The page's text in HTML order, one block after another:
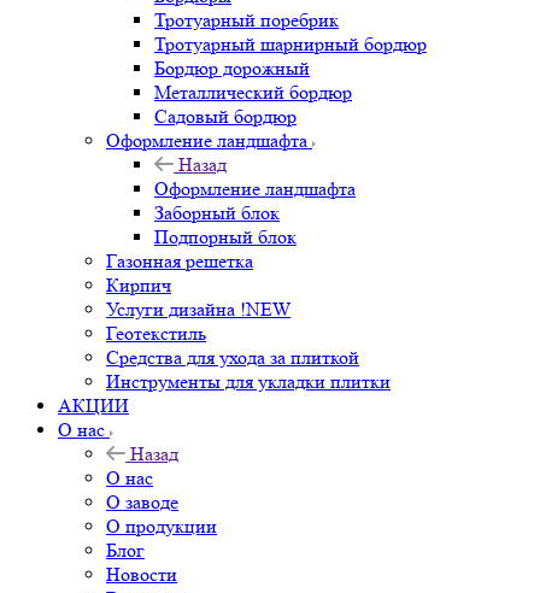
Тротуарный поребрик
Тротуарный шарнирный бордюр
Бордюр дорожный
Металлический бордюр
Садовый бордюр
Оформление ландшафта
Назад
Оформление ландшафта
Заборный блок
Подпорный блок
Газонная решетка
Кирпич
Услуги дизайна !NEW
Геотекстиль
Средства для ухода за плиткой
Инструменты для укладки плитки
АКЦИИ
О нас
Назад
О нас
О заводе
О продукции
Блог
Новости